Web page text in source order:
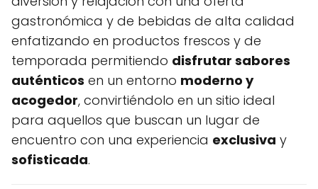
gastronómica y de bebidas de alta calidad
enfatizando en productos frescos y de
temporada permitiendo disfrutar sabores
auténticos en un entorno moderno y
acogedor, convirtiéndolo en un sitio ideal
para aquellos que buscan un lugar de
encuentro con una experiencia exclusiva y
sofisticada.